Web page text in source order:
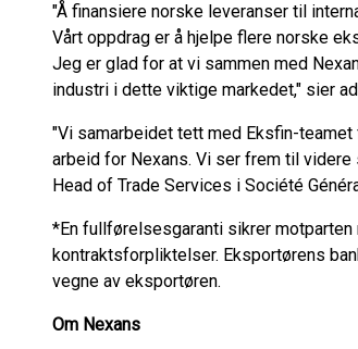
"Å finansiere norske leveranser til
Vårt oppdrag er å hjelpe flere norske
Jeg er glad for at vi sammen med
industri i dette viktige markedet," sier
"Vi samarbeidet tett med Eksfin-
arbeid for Nexans. Vi ser frem til
Head of Trade Services i Société
*En fullførelsesgaranti sikrer
kontraktsforpliktelser. Eksportørens
vegne av eksportøren.
Om Nexans